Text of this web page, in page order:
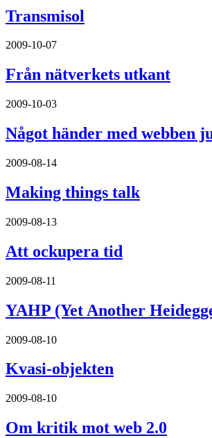
Transmisol
2009-10-07
Från nätverkets utkant
2009-10-03
Något händer med webben
2009-08-14
Making things talk
2009-08-13
Att ockupera tid
2009-08-11
YAHP (Yet Another
2009-08-10
Kvasi-objekten
2009-08-10
Om kritik mot web 2.0